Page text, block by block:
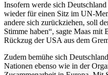
Insofern werde sich
wieder für einen Sitz im UN-
andere sich zurückziehen, soll
Stimme haben“, sagte Maas mit
Rückzug der USA aus dem
Zudem bemühe sich
Nationen ebenso wie in der